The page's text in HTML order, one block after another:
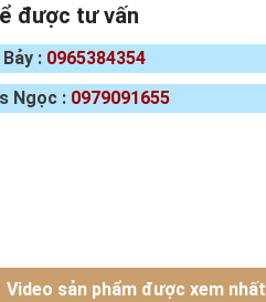
được tư vấn
: 0965384354
Ngọc : 0979091655
Video sản phẩm được xem nhất